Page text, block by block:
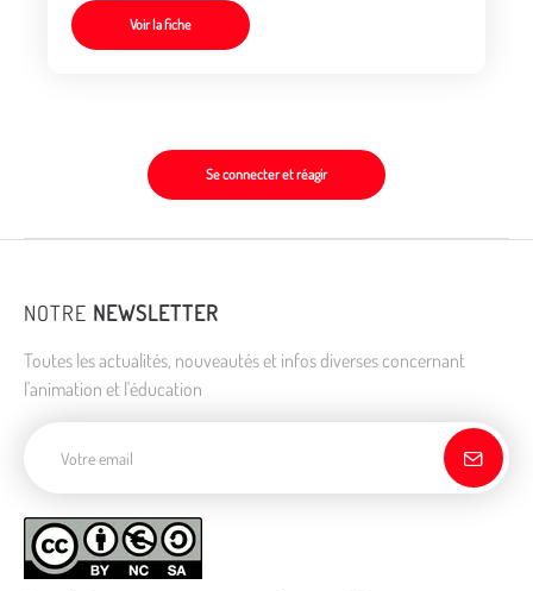
Voir la fiche
Se connecter et réagir
NOTRE NEWSLETTER
Toutes les actualités, nouveautés et infos diverses concernant
l'animation et l'éducation